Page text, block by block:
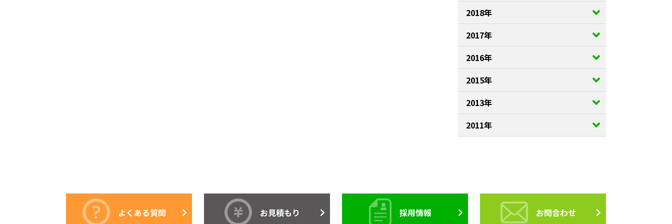
2018年
2017年
2016年
2015年
2013年
2011年
よくある質問 お見積もり 採用情報 お問合わせ